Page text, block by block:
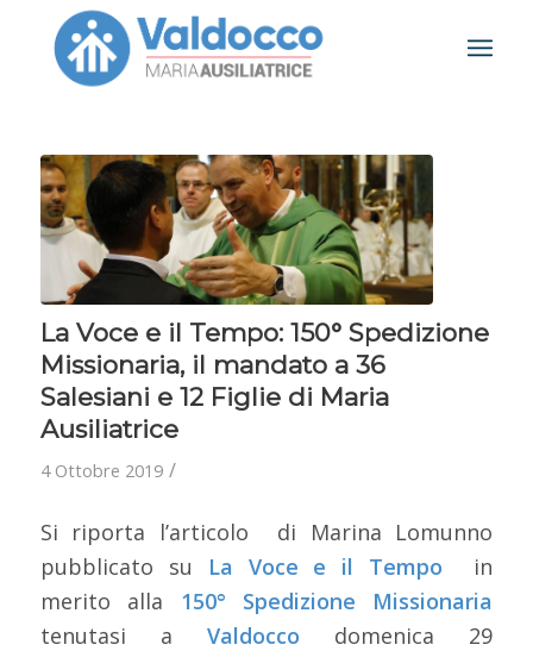
La Voce e il Tempo: 150° Spedizione
Missionaria, il mandato a 36
Salesiani e 12 Figlie di Maria
Ausiliatrice
4 Ottobre 2019 /
Si riporta l’articolo di Marina Lomunno
pubblicato su
La Voce e il Tempo in
merito alla 150° Spedizione Missionaria
tenutasi a Valdocco domenica 29